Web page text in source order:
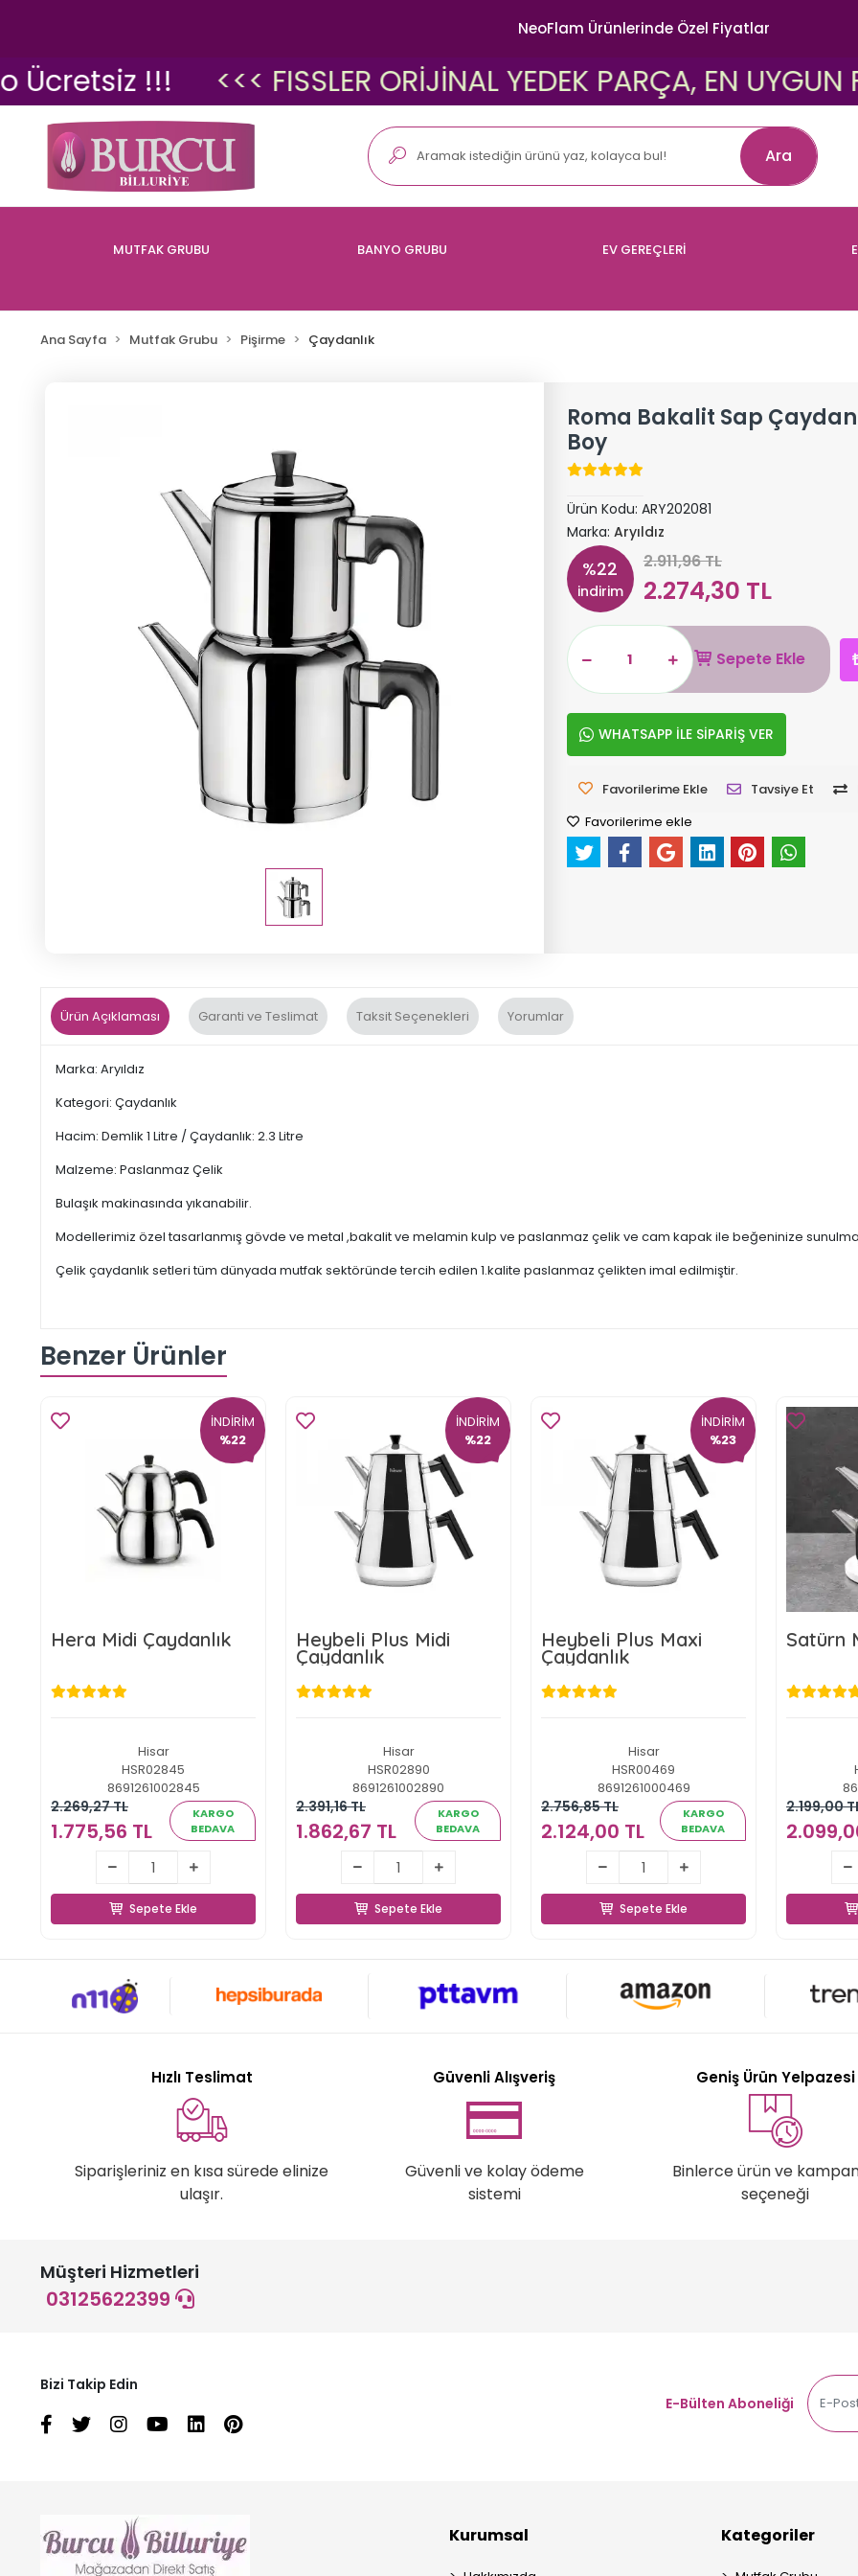
NeoFlam Ürünlerinde Özel Fiyatlar
!!! <<< FISSLER ORİJİNAL YEDEK PARÇA, EN UYGUN
Ara
MUTFAK GRUBU BANYO GRUBU EV GEREÇLERİ
Ana Sayfa Mutfak Grubu Pişirme Çaydanlık
Roma Bakalit Sap
Boy
Ürün Kodu: ARY202081
Marka: Aryıldız
%22
indirim
2.911,96 TL
2.274,30 TL
Sepete Ekle
WHATSAPP İLE SİPARİŞ VER
Favorilerime Ekle Tavsiye Et
Favorilerime ekle
Ürün Açıklaması Garanti ve Teslimat Taksit Seçenekleri Yorumlar
Marka: Aryıldız
Kategori: Çaydanlık
Hacim: Demlik 1 Litre / Çaydanlık: 2.3 Litre
Malzeme: Paslanmaz Çelik
Bulaşık makinasında yıkanabilir.
Modellerimiz özel tasarlanmış gövde ve metal ,bakalit ve melamin kulp ve paslanmaz çelik ve cam kapak ile beğeninize
Çelik çaydanlık setleri tüm dünyada mutfak sektöründe tercih edilen 1.kalite paslanmaz çelikten imal edilmiştir.
Benzer Ürünler
İNDİRİM
%22
Hera Midi Çaydanlık
Hisar
HSR02845
8691261002845
2.269,27 TL
1.775,56 TL
KARGO
BEDAVA
1.775,56 TL
Sepete Ekle
Sepete Ekle
İNDİRİM
%22
Heybeli Plus Midi
Çaydanlık
Hisar
HSR02890
8691261002890
2.391,16 TL
1.862,67 TL
KARGO
BEDAVA
1.862,67 TL
Sepete Ekle
Sepete Ekle
İNDİRİM
%23
Heybeli Plus Maxi
Çaydanlık
Hisar
HSR00469
8691261000469
2.756,85 TL
2.124,00 TL
KARGO
BEDAVA
2.124,00 TL
Sepete Ekle
Sepete Ekle
Satürn
2.199,00
Hızlı Teslimat
Siparişleriniz en kısa sürede elinize
ulaşır.
Güvenli Alışveriş
Güvenli ve kolay ödeme
sistemi
Geniş Ürün Yelpazesi
Binlerce ürün ve
seçeneği
Müşteri Hizmetleri
03125622399
Bizi Takip Edin
E-Bülten Aboneliği
Kurumsal Kategoriler